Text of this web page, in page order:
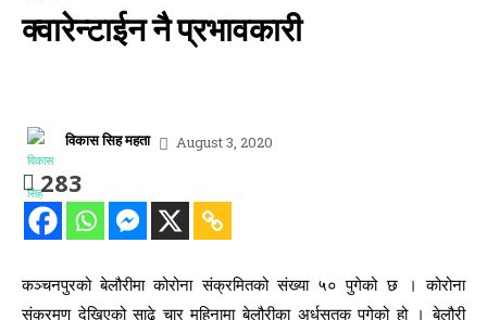
क्वारेन्टाईन नै प्रभावकारी
विकास सिह महता August 3, 2020
283
कञ्चनपुरको बेलौरीमा कोरोना संक्रमितको संख्या ५० पुगेको छ । कोरोना
संक्रमण देखिएको साढे चार महिनामा बेलौरीका अर्धसतक पुगेको हो । बेलौरी